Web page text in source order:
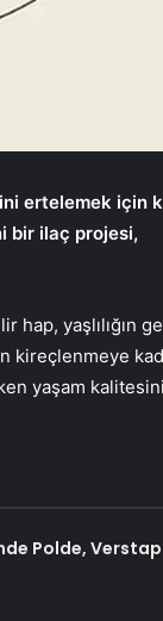
ertelemek için
bir ilaç projesi,
hap, yaşlılığın
kireçlenmeye
yaşam
Polde,